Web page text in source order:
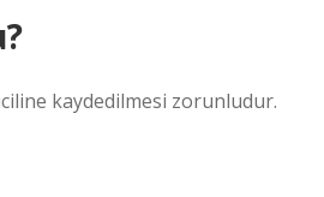
kaydedilmesi zorunludur.